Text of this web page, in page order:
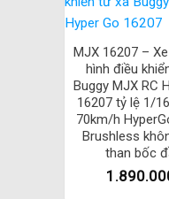
– Sử dụng motor
– Điều khiển 2
– Rẽ trái/ Phải
– Lốp xe
– Hệ thống
MJX 16207 –
hình điều
Buggy MJX RC
16207 tỷ lệ 1/
70km/h
Brushless
than bốc